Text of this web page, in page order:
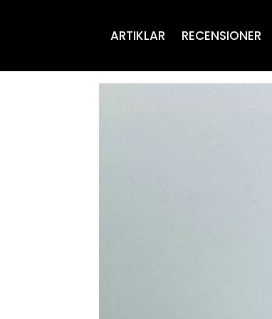
ARTIKLAR RECENSIONER